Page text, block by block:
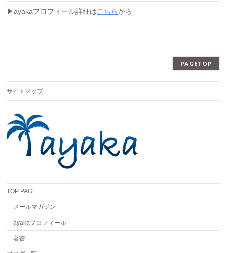
▶︎ayakaプロフィール詳細はこちらから
PAGETOP
サイトマップ
TOP PAGE
メールマガジン
ayakaプロフィール
著書